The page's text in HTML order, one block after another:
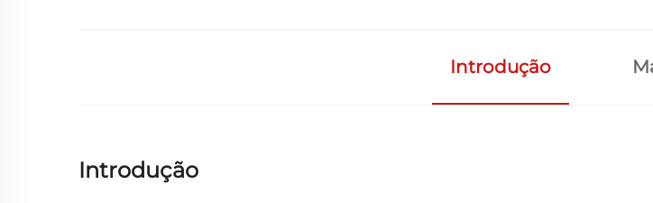
Introdução
Introdução